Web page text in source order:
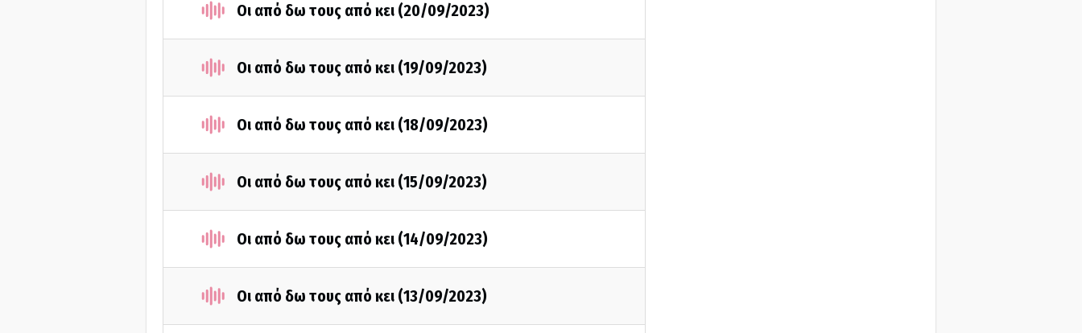
Οι από δω τους από κει (20/09/2023)
Οι από δω τους από κει (19/09/2023)
Οι από δω τους από κει (18/09/2023)
Οι από δω τους από κει (15/09/2023)
Οι από δω τους από κει (14/09/2023)
Οι από δω τους από κει (13/09/2023)